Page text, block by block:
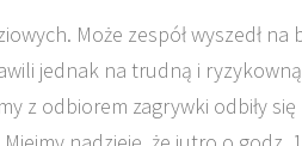
Może zespół wyszedł
jednak na trudną i
z odbiorem zagrywki odbiły